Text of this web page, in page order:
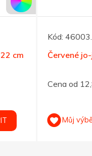
cm
Kód:
Červené
Cena od
Můj